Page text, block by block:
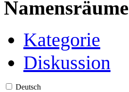
Namensräume
Kategorie
Diskussion
Deutsch